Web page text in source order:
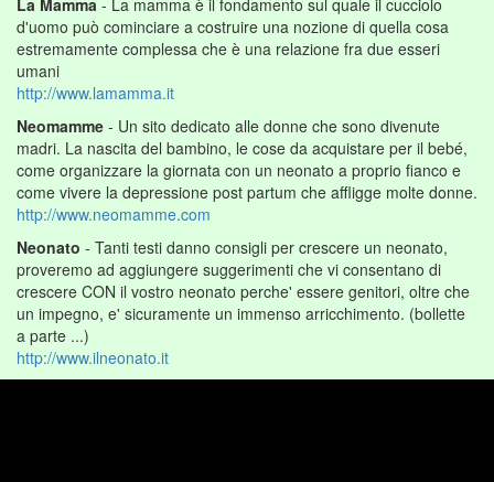
La Mamma - La mamma è il fondamento sul quale il cucciolo
d'uomo può cominciare a costruire una nozione di quella cosa
estremamente complessa che è una relazione fra due esseri
umani
http://www.lamamma.it
Neomamme - Un sito dedicato alle donne che sono divenute
madri. La nascita del bambino, le cose da acquistare per il bebé,
come organizzare la giornata con un neonato a proprio fianco e
come vivere la depressione post partum che affligge molte donne.
http://www.neomamme.com
Neonato - Tanti testi danno consigli per crescere un neonato,
proveremo ad aggiungere suggerimenti che vi consentano di
crescere CON il vostro neonato perche' essere genitori, oltre che
un impegno, e' sicuramente un immenso arricchimento. (bollette
a parte ...)
http://www.ilneonato.it